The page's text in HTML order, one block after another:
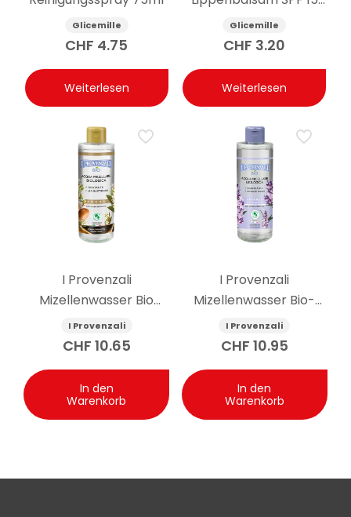
Glicemille
CHF 4.75
Weiterlesen
pflegend 5.5g
Glicemille
CHF 3.20
Weiterlesen
I Provenzali
Mizellenwasser Bio
Arganöl 400 ml
I Provenzali
CHF 10.65
In den
Warenkorb
I Provenzali
Mizellenwasser Bio-
Lavendel 400 ml
I Provenzali
CHF 10.95
In den
Warenkorb